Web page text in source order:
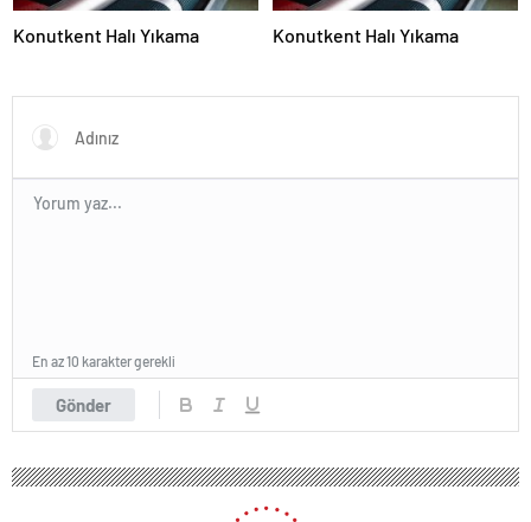
Konutkent Halı Yıkama Konutkent Halı Yıkama
Gönder
En az 10 karakter gerekli